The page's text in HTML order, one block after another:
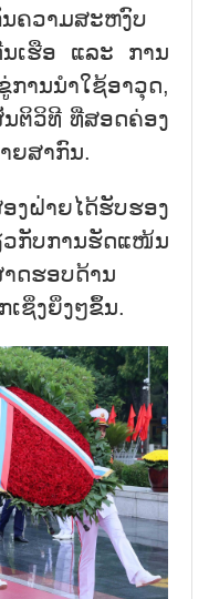
ຄວາມສະຫງົບ
ນເຮືອ ແລະ ການ
ນນຳໃຊ້ອາວຸດ,
ຕິວິທີ ທີ່ສອດຄ່ອງ
ຍສາກົນ.
ຝ່າຍໄດ້ຮັບຮອງ
ກັບການຮັດແໜ້ນ
ດຮອບດ້ານ
ເຊິ່ງຍິ່ງໆຂຶ້ນ.